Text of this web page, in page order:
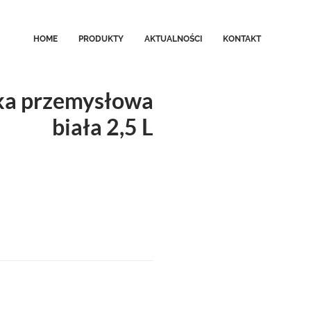
HOME PRODUKTY AKTUALNOŚCI KONTAKT
przemysłowa
biała 2,5 L